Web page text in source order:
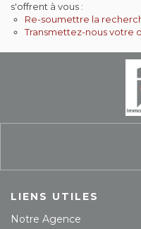
Contact
Extranet
Avis clients
s'offrent à vous :
Re-soumettre la
Transmettez-nous votre
LIENS UTILES
Notre Agence